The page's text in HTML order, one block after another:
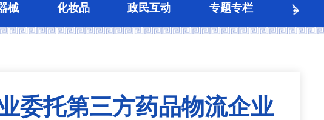
械 化妆品 政民互动 专题专栏
委托第三方药品物流企业